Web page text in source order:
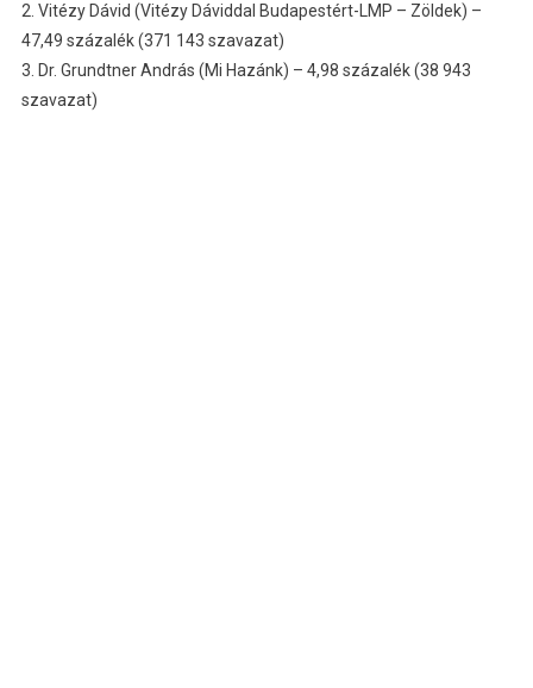
2. Vitézy Dávid (Vitézy Dáviddal Budapestért-LMP – Zöldek) –
47,49 százalék (371 143 szavazat)
3. Dr. Grundtner András (Mi Hazánk) – 4,98 százalék (38 943
szavazat)